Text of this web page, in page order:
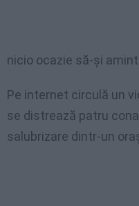
nicio ocazie să-şi
Pe internet circulă un
se distrează patru
salubrizare dintr-un